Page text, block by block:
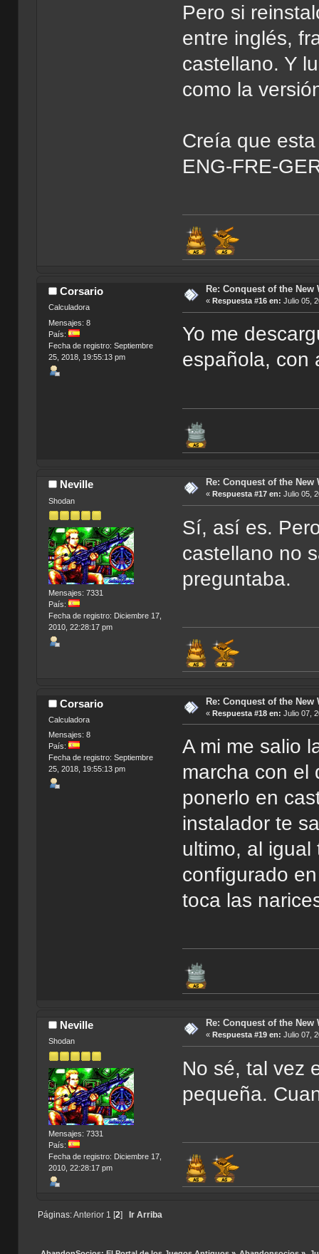
Pero si
entre inglés,
castellano. Y
como la
Creía que
ENG-FRE-
Corsario
Calculadora
Mensajes: 8
País:
Fecha de registro: Septiembre
25, 2018, 19:55:13 pm
Re: Conquest of the New
« Respuesta #16 en: Julio 05,
Yo me
española, con
Neville
Shodan
Mensajes: 7331
País:
Fecha de registro: Diciembre 17,
2010, 22:28:17 pm
Re: Conquest of the New
« Respuesta #17 en: Julio 05,
Sí, así es.
castellano no
preguntaba.
Corsario
Calculadora
Mensajes: 8
País:
Fecha de registro: Septiembre
25, 2018, 19:55:13 pm
Re: Conquest of the New
« Respuesta #18 en: Julio 07,
A mi me salio
marcha con el
ponerlo en
instalador te
ultimo, al igual
configurado
toca las
Neville
Shodan
Mensajes: 7331
País:
Fecha de registro: Diciembre 17,
2010, 22:28:17 pm
Re: Conquest of the New
« Respuesta #19 en: Julio 07,
No sé, tal vez
pequeña.
Páginas:Anterior 1 [2] Ir Arriba